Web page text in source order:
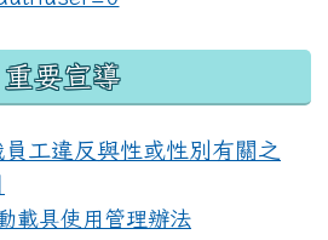
重要宣導
工違反與性或性別有關之
載具使用管理辦法